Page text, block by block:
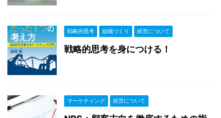
戦略的思考 組織づくり 経営について
戦略的思考を身につける！
マーケティング 経営について